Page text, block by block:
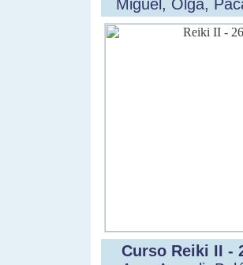
Miguel, Olga,
Curso Reiki II -